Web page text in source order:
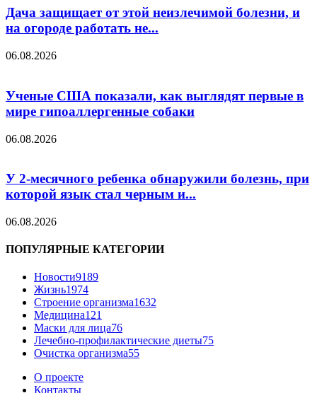
Дача защищает от этой неизлечимой болезни, и
на огороде работать не...
06.08.2026
Ученые США показали, как выглядят первые в
мире гипоаллергенные собаки
06.08.2026
У 2-месячного ребенка обнаружили болезнь, при
которой язык стал черным и...
06.08.2026
ПОПУЛЯРНЫЕ КАТЕГОРИИ
Новости9189
Жизнь1974
Строение организма1632
Медицина121
Маски для лица76
Лечебно-профилактические диеты75
Очистка организма55
О проекте
Контакты